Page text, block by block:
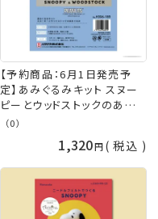
【予約商品：6月1日発売予
定】あみぐるみキット スヌー
ピーとウッドストックのあみぐ
るみ H306-189 SNOOPY
ウッドストック PEANUTS あ
みぐるみキット あみぐるみ か
ぎ針 ハマナカ hama
（0）
1,320 税込